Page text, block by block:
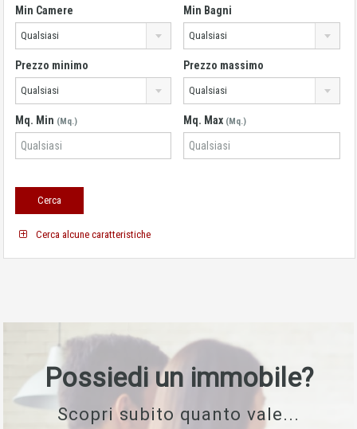
Min Camere
Qualsiasi
Min Bagni
Qualsiasi
Prezzo minimo
Qualsiasi
Prezzo massimo
Qualsiasi
Mq. Min (Mq.) Mq. Max (Mq.)
Cerca alcune caratteristiche
Possiedi un immobile?
Scopri subito quanto vale...